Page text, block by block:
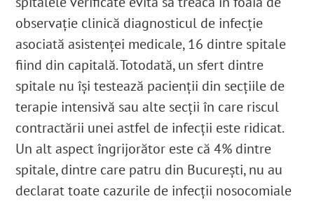
observație clinică diagnosticul de infecție
asociată asistenței medicale, 16 dintre spitale
fiind din capitală. Totodată, un sfert dintre
spitale nu își testează pacienții din secțiile de
terapie intensivă sau alte secții în care riscul
contractării unei astfel de infecții este ridicat.
Un alt aspect îngrijorător este că 4% dintre
spitale, dintre care patru din București, nu au
declarat toate cazurile de infecții nosocomiale